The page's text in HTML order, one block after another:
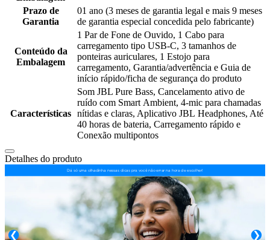
Prazo de
Garantia
01 ano (3 meses de garantia legal e mais 9 meses
de garantia especial concedida pelo fabricante)
Conteúdo da
Embalagem
1 Par de Fone de Ouvido, 1 Cabo para
carregamento tipo USB-C, 3 tamanhos de
ponteiras auriculares, 1 Estojo para
carregamento, Garantia/advertência e Guia de
início rápido/ficha de segurança do produto
Características
Som JBL Pure Bass, Cancelamento ativo de
ruído com Smart Ambient, 4-mic para chamadas
nítidas e claras, Aplicativo JBL Headphones, Até
40 horas de bateria, Carregamento rápido e
Conexão multipontos
Detalhes do produto